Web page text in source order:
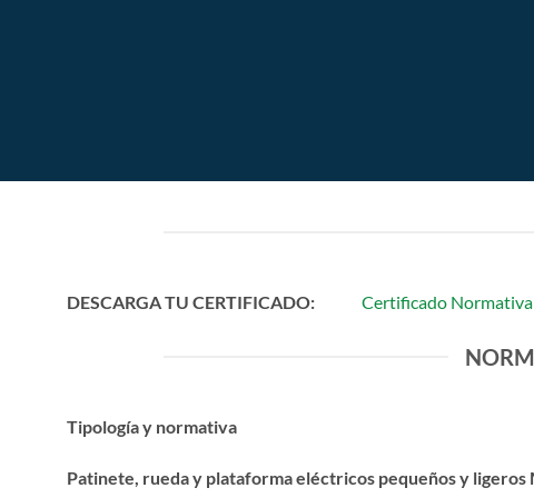
DESCARGA TU CERTIFICADO: Certificado
Tipología y normativa
Patinete, rueda y plataforma eléctricos pequeños y ligeros